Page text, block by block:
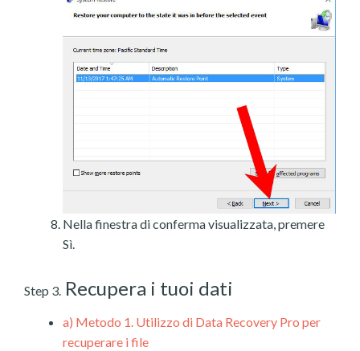
Nella finestra di conferma visualizzata, premere
Sì.
Step 3. Recupera i tuoi dati
a) Metodo 1. Utilizzo di Data Recovery Pro per
recuperare i file